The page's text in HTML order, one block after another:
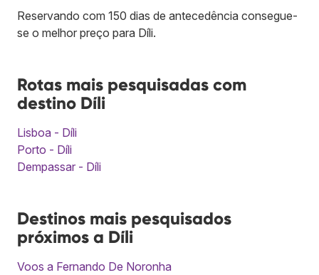
Reservando com 150 dias de antecedência consegue-
se o melhor preço para Díli.
Rotas mais pesquisadas com
destino Díli
Lisboa - Díli
Porto - Díli
Dempassar - Díli
Destinos mais pesquisados
próximos a Díli
Voos a Fernando De Noronha